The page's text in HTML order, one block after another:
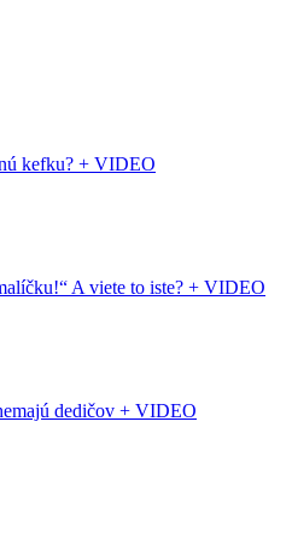
kefku? + VIDEO
A viete to iste? + VIDEO
dedičov + VIDEO